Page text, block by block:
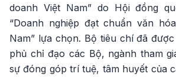
doanh Việt Nam” do Hội đồng
“Doanh nghiệp đạt chuẩn văn
Nam” lựa chọn. Bộ tiêu chí đã
phủ chỉ đạo các Bộ, ngành tham
sự đóng góp trí tuệ, tâm huyết của